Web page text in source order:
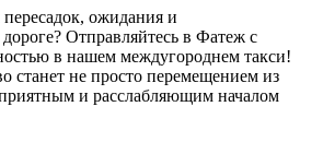
ожидания и
Отправляйтесь в Фатеж с
в нашем междугороднем такси!
станет не просто перемещением из
и расслабляющим началом